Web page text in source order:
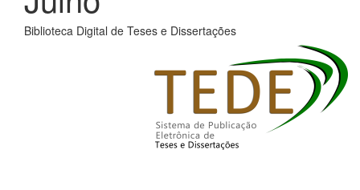
Biblioteca Digital de Teses e Dissertações